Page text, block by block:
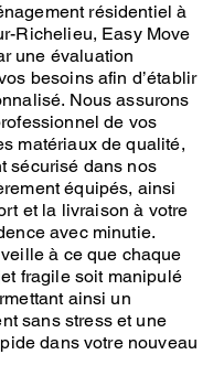
résidentiel à
Richelieu, Easy Move
une évaluation
besoins afin d’établir
Nous assurons
de vos
matériaux de qualité,
sécurisé dans nos
équipés, ainsi
et la livraison à votre
avec minutie.
à ce que chaque
fragile soit manipulé
ainsi un
sans stress et une
dans votre nouveau